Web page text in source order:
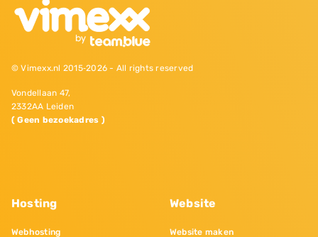
© Vimexx.nl 2015‐2026 - All rights reserved
Vondellaan 47,
2332AA Leiden
( Geen bezoekadres )
Hosting
Webhosting
Website
Website maken